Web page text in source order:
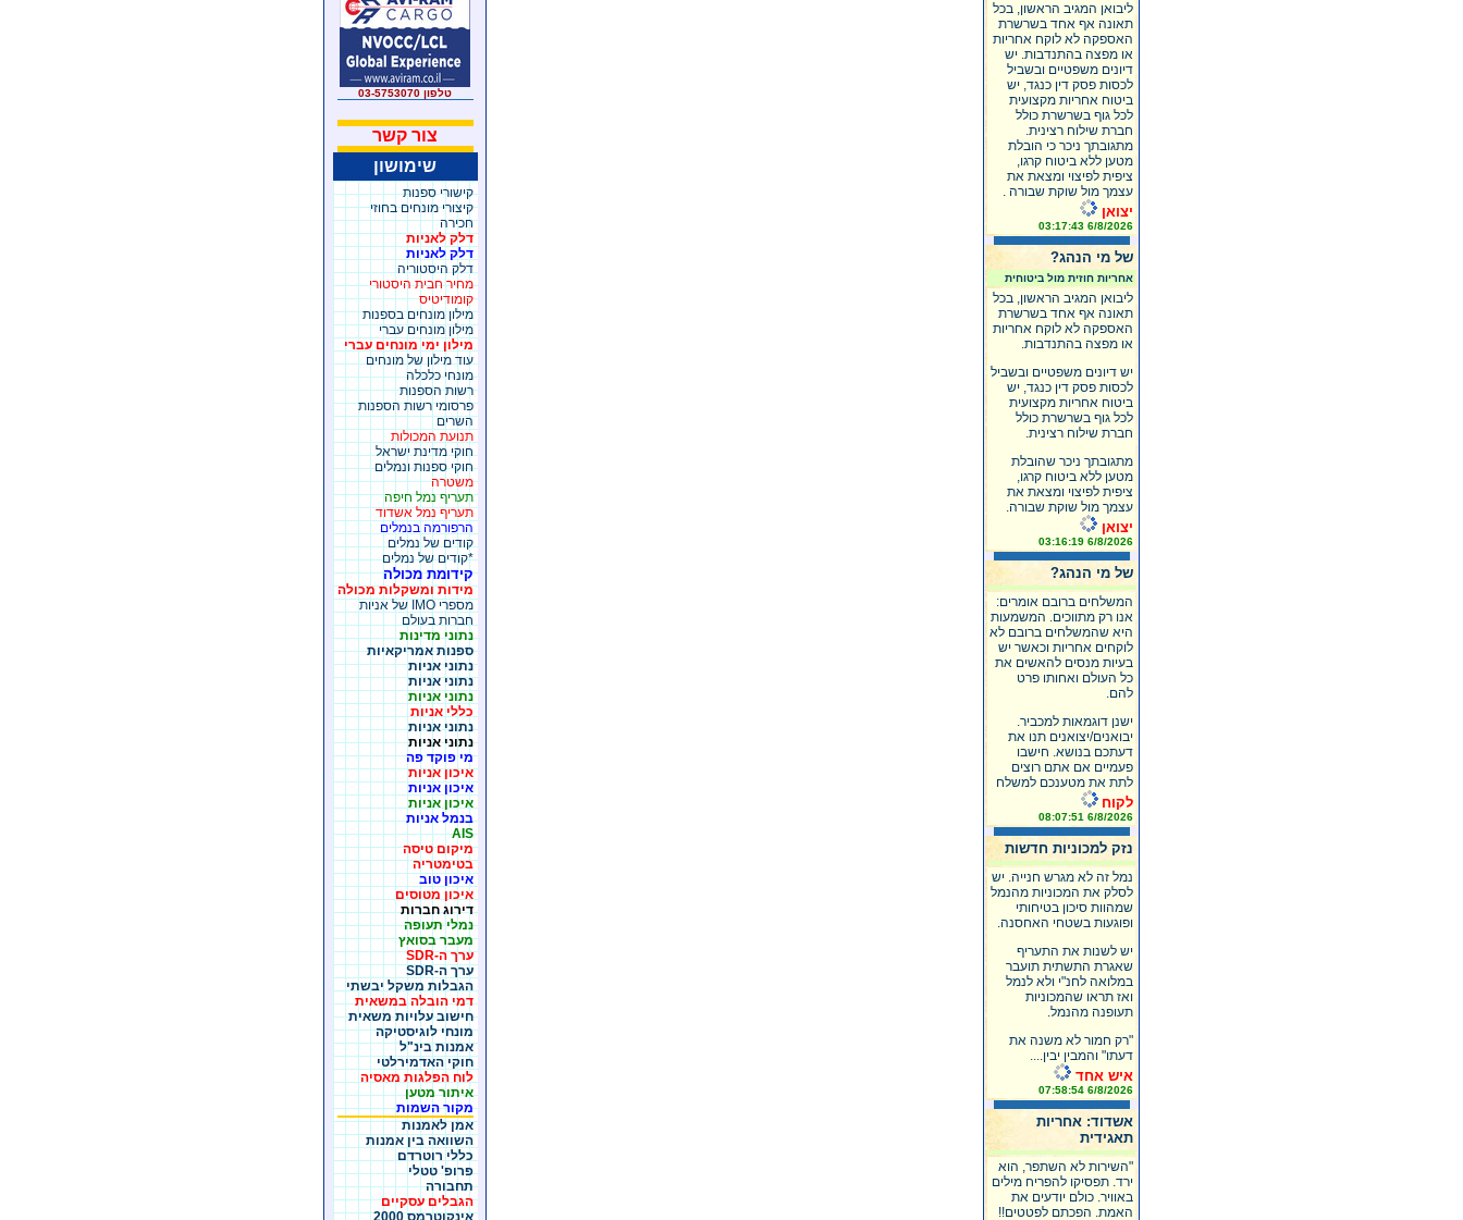
ליבואן המגיב הראשון, בכל
תאונה אף אחד בשרשרת
האספקה לא לוקח אחריות
או מפצה בהתנדבות. יש
דיונים משפטיים ובשביל
לכסות פסק דין כנגד, יש
ביטוח אחריות מקצועית
לכל גוף בשרשרת כולל
חברת שילוח רצינית.
מתגובתך ניכר כי הובלת
מטען ללא ביטוח קרגו,
ציפית לפיצוי ומצאת את
עצמך מול שוקת שבורה .
יצואן
6/8/2026 03:17:43
של מי הנהג?
אחריות חוזית מול ביטוחית
ליבואן המגיב הראשון, בכל
תאונה אף אחד בשרשרת
האספקה לא לוקח אחריות
או מפצה בהתנדבות.
יש דיונים משפטיים ובשביל
לכסות פסק דין כנגד, יש
ביטוח אחריות מקצועית
לכל גוף בשרשרת כולל
חברת שילוח רצינית.
מתגובתך ניכר שהובלת
מטען ללא ביטוח קרגו,
ציפית לפיצוי ומצאת את
עצמך מול שוקת שבורה.
יצואן
6/8/2026 03:16:19
של מי הנהג?
המשלחים ברובם אומרים:
אנו רק מתווכים. המשמעות
היא שהמשלחים ברובם לא
לוקחים אחריות וכאשר יש
בעיות מנסים להאשים את
כל העולם ואחותו פרט
להם.
ישנן דוגמאות למכביר.
יבואנים/יצואנים תנו את
דעתכם בנושא. חישבו
פעמיים אם אתם רוצים
לתת את מטענכם למשלח
לקוח
6/8/2026 08:07:51
נזק למכוניות חדשות
נמל זה לא מגרש חנייה. יש
לסלק את המכוניות מהנמל
שמהוות סיכון בטיחותי
ופוגעות בשטחי האחסנה.
יש לשנות את התעריף
שאגרת התשתית תועבר
במלואה לחנ"י ולא לנמל
ואז תראו שהמכוניות
תעופנה מהנמל.
"רק חמור לא משנה את
דעתו" והמבין יבין....
איש אחד
6/8/2026 07:58:54
אשדוד: אחריות
תאגידית
"השירות לא השתפר, הוא
ירד. תפסיקו להפריח מילים
באוויר. כולם יודעים את
האמת. הפכתם לפטטים!!
טלפון 03-5753070
צור קשר
שימושון
קישורי ספנות
קיצורי מונחים בחוזי
חכירה
דלק לאניות
דלק לאניות
דלק היסטוריה
מחיר חבית היסטורי
קומודיטיס
מילון מונחים בספנות
מילון מונחים עברי
מילון ימי מונחים עברי
עוד מילון של מונחים
מונחי כלכלה
רשות הספנות
פרסומי רשות הספנות
השרים
תנועת המכולות
חוקי מדינת ישראל
חוקי ספנות ונמלים
משטרה
תעריף נמל חיפה
תעריף נמל אשדוד
הרפורמה בנמלים
קודים של נמלים
*קודים של נמלים
קידומת מכולה
מידות ומשקלות מכולה
מספרי IMO של אניות
חברות בעולם
נתוני מדינות
ספנות אמריקאיות
נתוני אניות
נתוני אניות
נתוני אניות
כללי אניות
נתוני אניות
נתוני אניות
מי פוקד פה
איכון אניות
איכון אניות
איכון אניות
בנמל אניות
AIS
מיקום טיסה
בטימטריה
איכון טוב
איכון מטוסים
דירוג חברות
נמלי תעופה
מעבר בסואץ
ערך ה-SDR
ערך ה-SDR
הגבלות משקל יבשתי
דמי הובלה במשאית
חישוב עלויות משאית
מונחי לוגיסטיקה
אמנות בינ"ל
חוקי האדמירלטי
לוח הפלגות מאסיה
איתור מטען
מקור השמות
אמן לאמנות
השוואה בין אמנות
כללי רוטרדם
פרופ' טטלי
תחבורה
הגבלים עסקיים
אינקוטרמס 2000